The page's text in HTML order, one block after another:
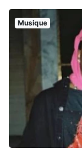
Musique